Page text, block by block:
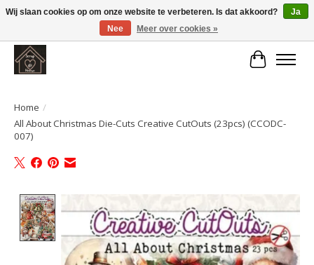
Large selection of products and fast shipping!
Home /
All About Christmas Die-Cuts Creative CutOuts (23pcs) (CCODC-
007)
Wij slaan cookies op om onze website te verbeteren. Is dat akkoord?
Ja
Nee
Meer over cookies »